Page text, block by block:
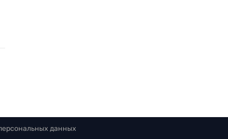
данных